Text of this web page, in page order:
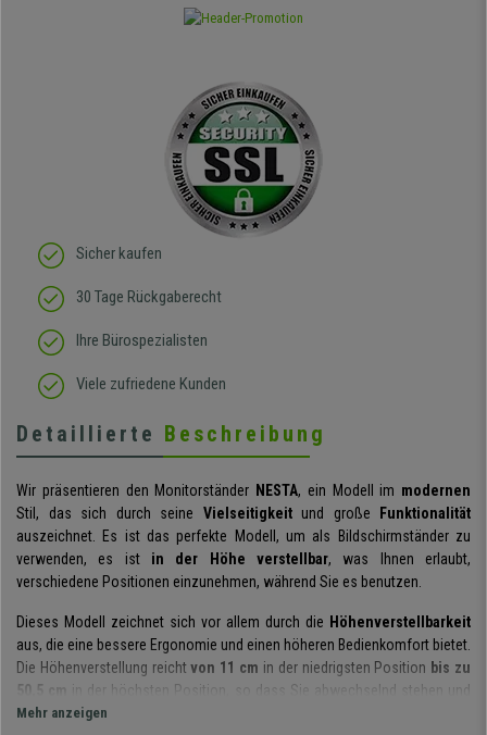
Sicher kaufen
30 Tage Rückgaberecht
Ihre Bürospezialisten
Viele zufriedene Kunden
Detaillierte Beschreibung
Wir präsentieren den Monitorständer NESTA, ein Modell im modernen
Stil, das sich durch seine Vielseitigkeitund große
Funktionalität
auszeichnet. Es ist das perfekte Modell, um als Bildschirmständer zu
verwenden, es ist in der Höhe verstellbar, was Ihnen erlaubt,
verschiedene Positionen einzunehmen, während Sie es benutzen.
Dieses Modell zeichnet sich vor allem durch die Höhenverstellbarkeit
aus, die eine bessere Ergonomie und einen höheren Bedienkomfort bietet.
Die Höhenverstellung reichtvon 11 cm in der niedrigsten Position bis zu
50,5 cm
in der höchsten Position, so dass Sie abwechselnd stehen und
sitzen können. Er sorgt für eine bessere Körperhaltung und hilft so,
Mehr anzeigen